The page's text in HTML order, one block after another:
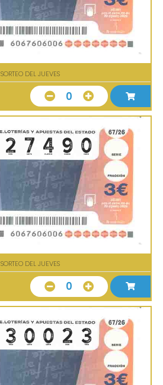
SORTEO DEL JUEVES
0
SORTEO DEL JUEVES
0